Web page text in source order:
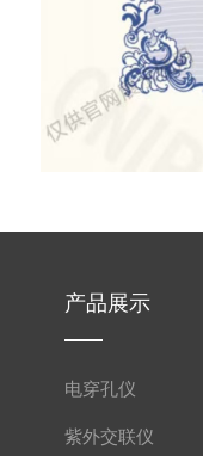
产品展示
电穿孔仪
紫外交联仪